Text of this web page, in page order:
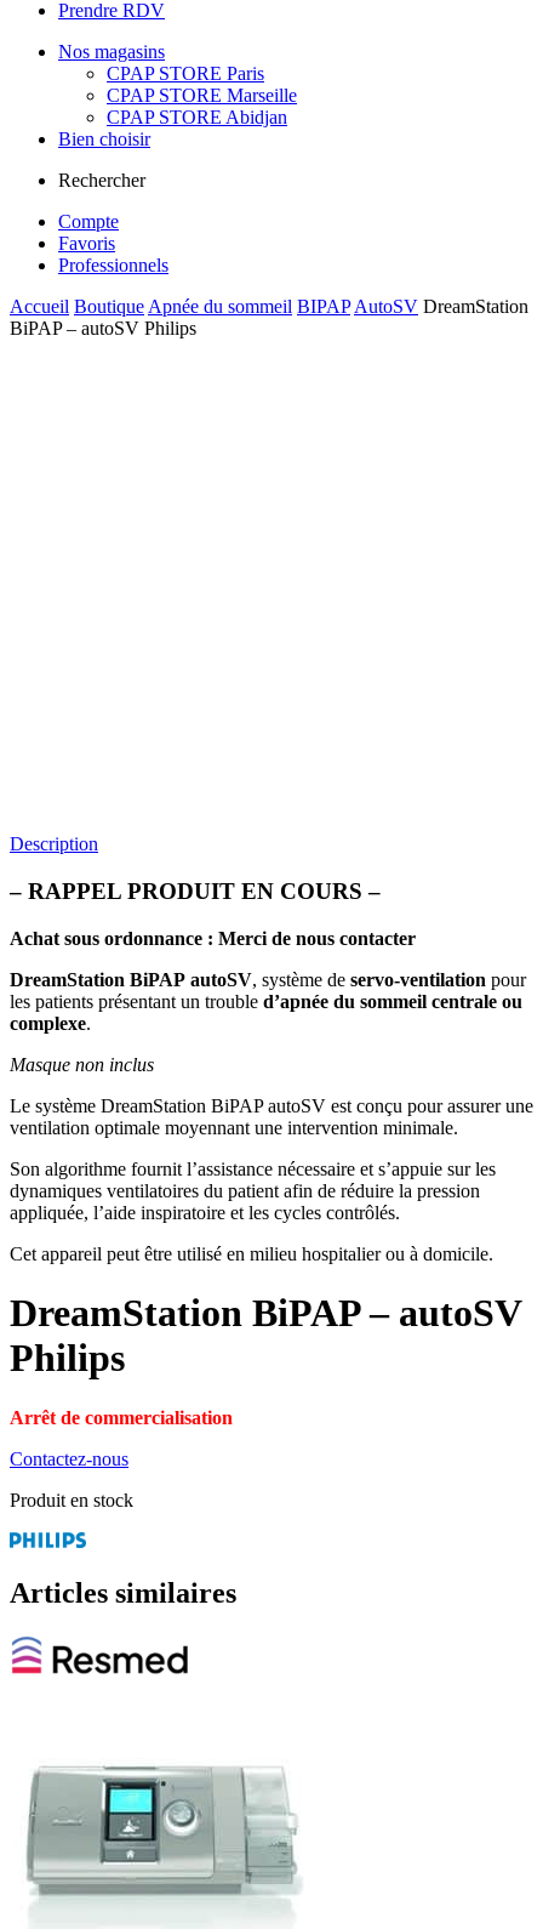
Prendre RDV
Nos magasins
CPAP STORE Paris
CPAP STORE Marseille
CPAP STORE Abidjan
Bien choisir
Rechercher
Compte
Favoris
Professionnels
Accueil BoutiqueApnée du sommeil BIPAPAutoSV DreamStation
BiPAP – autoSV Philips
Description
– RAPPEL PRODUIT EN COURS –
Achat sous ordonnance : Merci de nous contacter
DreamStation BiPAP autoSV, système de servo-ventilation pour
les patients présentant un trouble d’apnée du sommeil centrale ou
complexe.
Masque non inclus
Le système DreamStation BiPAP autoSV est conçu pour assurer une
ventilation optimale moyennant une intervention minimale.
Son algorithme fournit l’assistance nécessaire et s’appuie sur les
dynamiques ventilatoires du patient afin de réduire la pression
appliquée, l’aide inspiratoire et les cycles contrôlés.
Cet appareil peut être utilisé en milieu hospitalier ou à domicile.
DreamStation BiPAP – autoSV
Philips
Arrêt de commercialisation
Contactez-nous
Produit en stock
Articles similaires